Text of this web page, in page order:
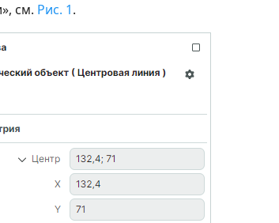
см. Рис. 1.